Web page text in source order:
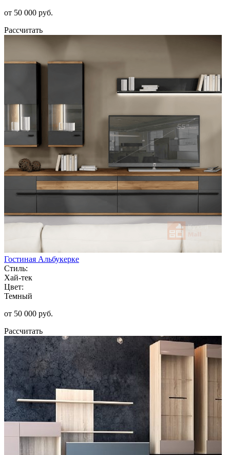
от 50 000 руб.
Рассчитать
Гостиная Альбукерке
Стиль:
Хай-тек
Цвет:
Темный
от 50 000 руб.
Рассчитать